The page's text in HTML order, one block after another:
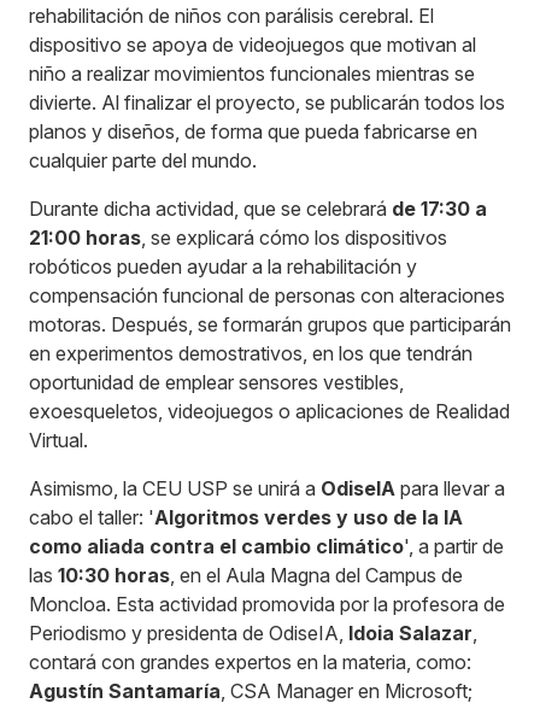
rehabilitación de niños con parálisis cerebral. El
dispositivo se apoya de videojuegos que motivan al
niño a realizar movimientos funcionales mientras se
divierte. Al finalizar el proyecto, se publicarán todos los
planos y diseños, de forma que pueda fabricarse en
cualquier parte del mundo.
Durante dicha actividad, que se celebrará de 17:30 a
21:00 horas , se explicará cómo los dispositivos
robóticos pueden ayudar a la rehabilitación y
compensación funcional de personas con alteraciones
motoras. Después, se formarán grupos que participarán
en experimentos demostrativos, en los que tendrán
oportunidad de emplear sensores vestibles,
exoesqueletos, videojuegos o aplicaciones de Realidad
Virtual.
Asimismo, la CEU USP se unirá a OdiseIA para llevar a
cabo el taller: 'Algoritmos verdes y uso de la IA
como aliada contra el cambio climático', a partir de
las 10:30 horas , en el Aula Magna del Campus de
Moncloa. Esta actividad promovida por la profesora de
Periodismo y presidenta de OdiseIA, Idoia Salazar
contará con grandes expertos en la materia, como:
Agustín Santamaría , CSA Manager en Microsoft;